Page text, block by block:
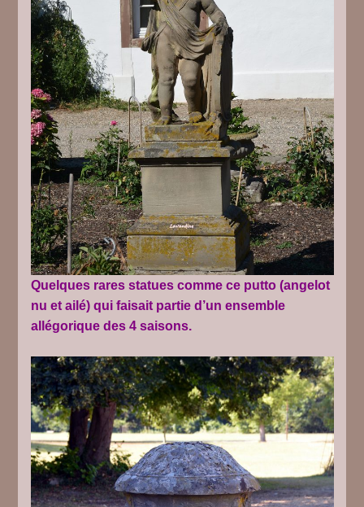
Quelques rares statues comme ce putto (angelot
nu et ailé) qui faisait partie d’un ensemble
allégorique des 4 saisons.